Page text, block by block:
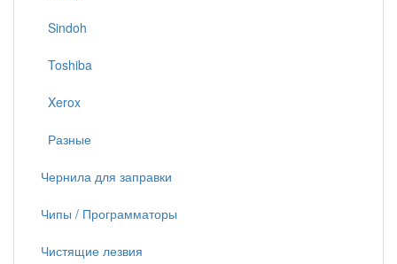
Sindoh
Toshiba
Xerox
Разные
Чернила для заправки
Чипы / Программаторы
Чистящие лезвия